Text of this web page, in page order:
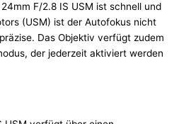
F/2.8 IS USM ist schnell und
(USM) ist der Autofokus nicht
Das Objektiv verfügt zudem
der jederzeit aktiviert werden